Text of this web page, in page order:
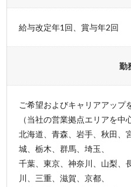
給与改定年1回、賞与年2回
勤
ご希望およびキャリアアップ
（当社の営業拠点エリアを中
北海道、青森、岩手、秋田、
城、栃木、群馬、埼玉、
千葉、東京、神奈川、山梨、
川、三重、滋賀、京都、